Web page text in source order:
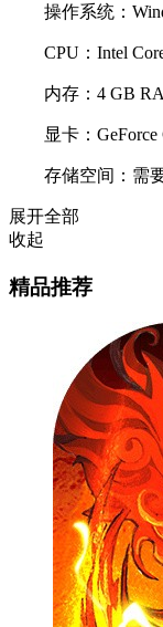
操作系统：
CPU：Intel Core
内存：4 GB
显卡：GeForce
存储空间：需要
展开全部
收起
精品推荐